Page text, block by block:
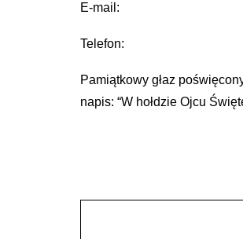
E-mail:
Telefon:
Pamiątkowy głaz
napis: “W hołdzie Ojcu